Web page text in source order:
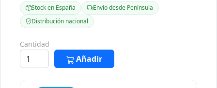
Stock en España
Envío desde Península
Distribución nacional
Cantidad
Añadir